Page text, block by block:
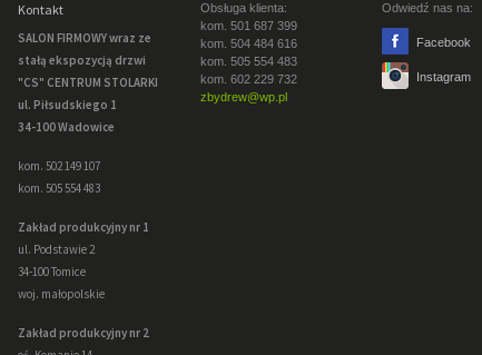
Kontakt
SALON FIRMOWY wraz ze
stałą ekspozycją drzwi
"CS" CENTRUM STOLARKI
ul. Piłsudskiego 1
34-100 Wadowice
kom. 502 149 107
kom. 505 554 483
Zakład produkcyjny nr 1
ul. Podstawie 2
34-100 Tomice
woj. małopolskie
Zakład produkcyjny nr 2
Obsługa klienta:
kom. 501 687 399
kom. 504 484 616
kom. 505 554 483
kom. 602 229 732
zbydrew@wp.pl
Odwiedź nas na:
Facebook
Instagram